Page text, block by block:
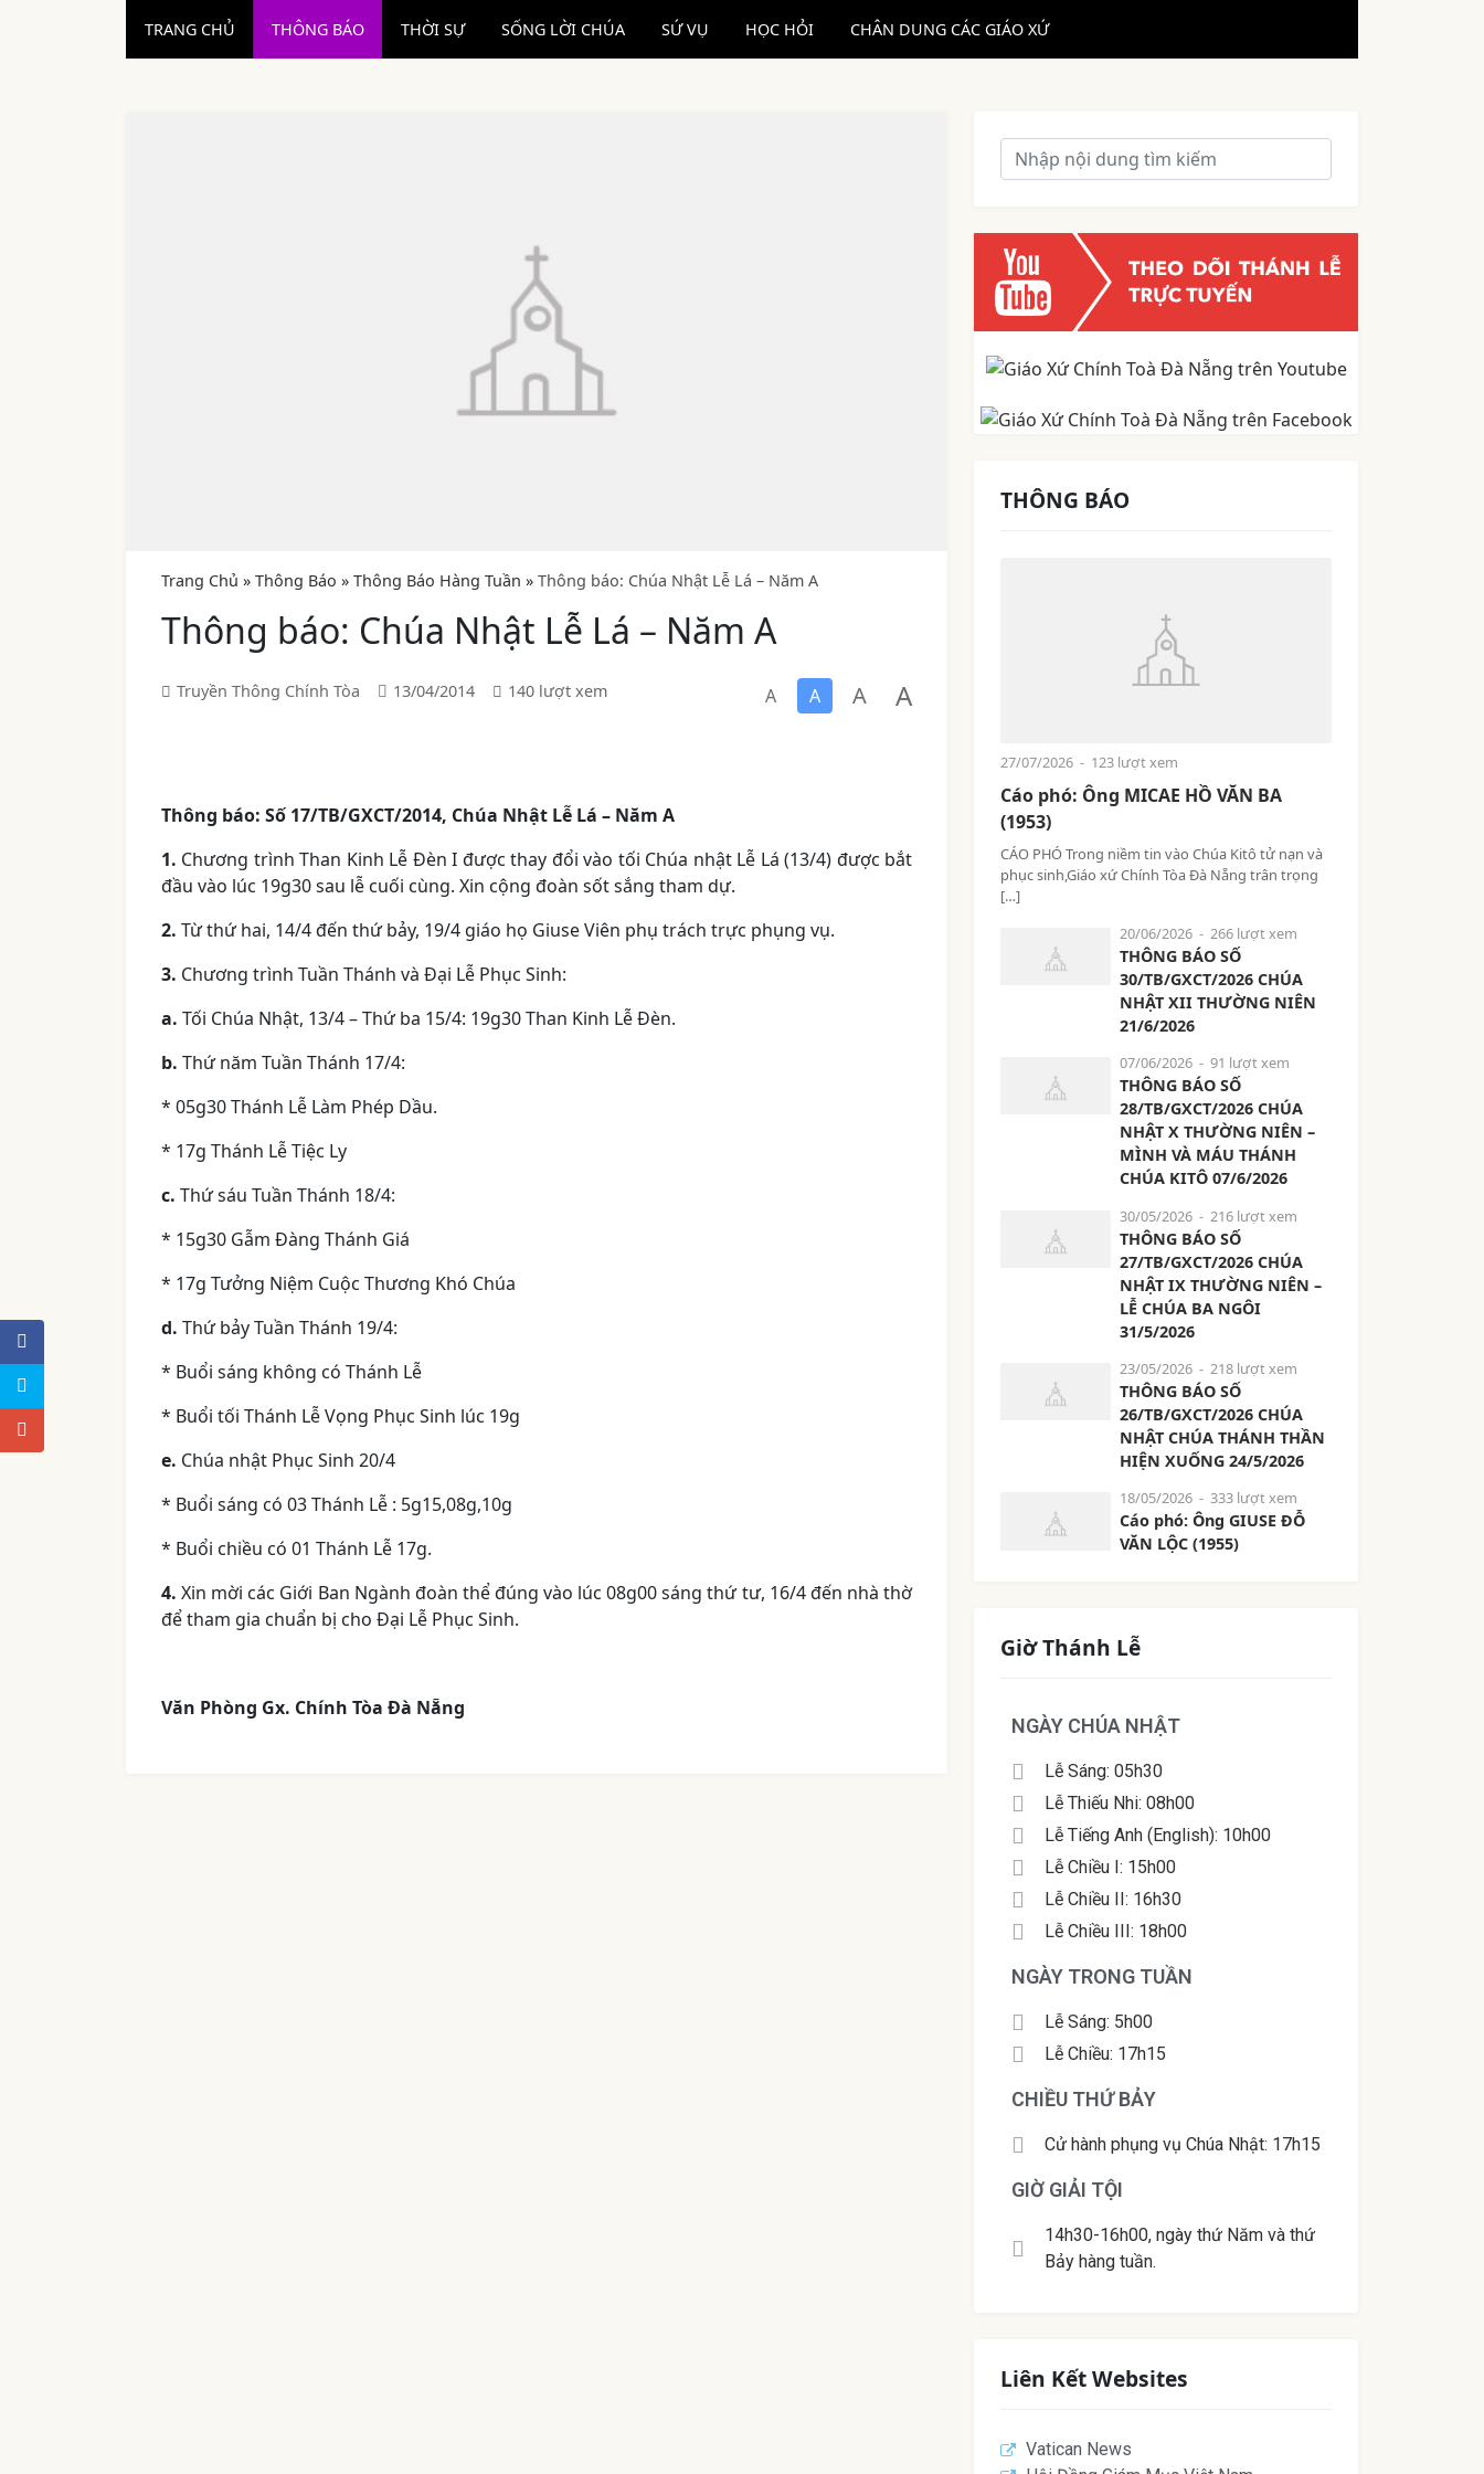
TRANG CHỦ THÔNG BÁO THỜI SỰ SỐNG LỜI CHÚA SỨ VỤ HỌC HỎI CHÂN DUNG CÁC GIÁO XỨ
Trang Chủ » Thông Báo » Thông Báo Hàng Tuần » Thông báo: Chúa Nhật Lễ Lá – Năm A
Thông báo: Chúa Nhật Lễ Lá – Năm A
Truyền Thông Chính Tòa 13/04/2014 140 lượt xem A A A A
Thông báo: Số 17/TB/GXCT/2014, Chúa Nhật Lễ Lá – Năm A
1. Chương trình Than Kinh Lễ Đèn I được thay đổi vào tối Chúa nhật Lễ Lá (13/4) được bắt
đầu vào lúc 19g30 sau lễ cuối cùng. Xin cộng đoàn sốt sắng tham dự.
2. Từ thứ hai, 14/4 đến thứ bảy, 19/4 giáo họ Giuse Viên phụ trách trực phụng vụ.
3. Chương trình Tuần Thánh và Đại Lễ Phục Sinh:
a. Tối Chúa Nhật, 13/4 – Thứ ba 15/4: 19g30 Than Kinh Lễ Đèn.
b. Thứ năm Tuần Thánh 17/4:
* 05g30 Thánh Lễ Làm Phép Dầu.
* 17g Thánh Lễ Tiệc Ly
c. Thứ sáu Tuần Thánh 18/4:
* 15g30 Gẫm Đàng Thánh Giá
* 17g Tưởng Niệm Cuộc Thương Khó Chúa
d. Thứ bảy Tuần Thánh 19/4:
* Buổi sáng không có Thánh Lễ
* Buổi tối Thánh Lễ Vọng Phục Sinh lúc 19g
e. Chúa nhật Phục Sinh 20/4
* Buổi sáng có 03 Thánh Lễ : 5g15,08g,10g
* Buổi chiều có 01 Thánh Lễ 17g.
4. Xin mời các Giới Ban Ngành đoàn thể đúng vào lúc 08g00 sáng thứ tư, 16/4 đến nhà thờ
để tham gia chuẩn bị cho Đại Lễ Phục Sinh.
Văn Phòng Gx. Chính Tòa Đà Nẵng
THÔNG BÁO
27/07/2026 - 123 lượt xem
Cáo phó: Ông MICAE HỒ VĂN BA
(1953)
CÁO PHÓ Trong niềm tin vào Chúa Kitô tử nạn và
phục sinh,Giáo xứ Chính Tòa Đà Nẵng trân trọng
[…]
20/06/2026- 266 lượt xem
THÔNG BÁO SỐ
30/TB/GXCT/2026 CHÚA
NHẬT XII THƯỜNG NIÊN
21/6/2026
07/06/2026- 91 lượt xem
THÔNG BÁO SỐ
28/TB/GXCT/2026 CHÚA
NHẬT X THƯỜNG NIÊN –
MÌNH VÀ MÁU THÁNH
CHÚA KITÔ 07/6/2026
30/05/2026- 216 lượt xem
THÔNG BÁO SỐ
27/TB/GXCT/2026 CHÚA
NHẬT IX THƯỜNG NIÊN –
LỄ CHÚA BA NGÔI
31/5/2026
23/05/2026- 218 lượt xem
THÔNG BÁO SỐ
26/TB/GXCT/2026 CHÚA
NHẬT CHÚA THÁNH THẦN
HIỆN XUỐNG 24/5/2026
18/05/2026- 333 lượt xem
Cáo phó: Ông GIUSE ĐỖ
VĂN LỘC (1955)
Giờ Thánh Lễ
NGÀY CHÚA NHẬT
Lễ Sáng: 05h30
Lễ Thiếu Nhi: 08h00
Lễ Tiếng Anh (English): 10h00
Lễ Chiều I: 15h00
Lễ Chiều II: 16h30
Lễ Chiều III: 18h00
NGÀY TRONG TUẦN
Lễ Sáng: 5h00
Lễ Chiều: 17h15
CHIỀU THỨ BẢY
Cử hành phụng vụ Chúa Nhật: 17h15
GIỜ GIẢI TỘI
14h30-16h00, ngày thứ Năm và thứ
Bảy hàng tuần.
Liên Kết Websites
Vatican News